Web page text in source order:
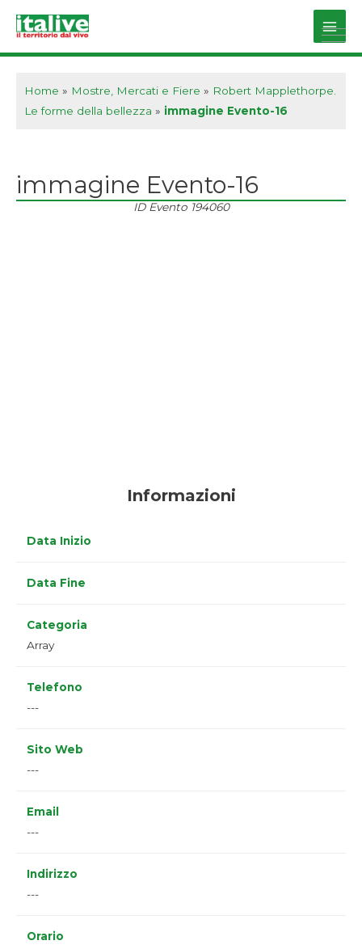
Main
Home » Mostre, Mercati e Fiere » Robert Mapplethorpe.
Le forme della bellezza » immagine Evento-16
immagine Evento-16
ID Evento 194060
Informazioni
Data Inizio
Data Fine
Categoria
Array
Telefono
---
Sito Web
---
Email
---
Indirizzo
---
Orario